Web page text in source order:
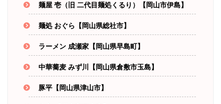
麺屋 壱（旧 二代目麺処くるり）【岡山市伊島】
麺処 おぐら【岡山県総社市】
ラーメン 成瀬家【岡山県早島町】
中華蕎麦 みず川【岡山県倉敷市玉島】
豚平【岡山県津山市】